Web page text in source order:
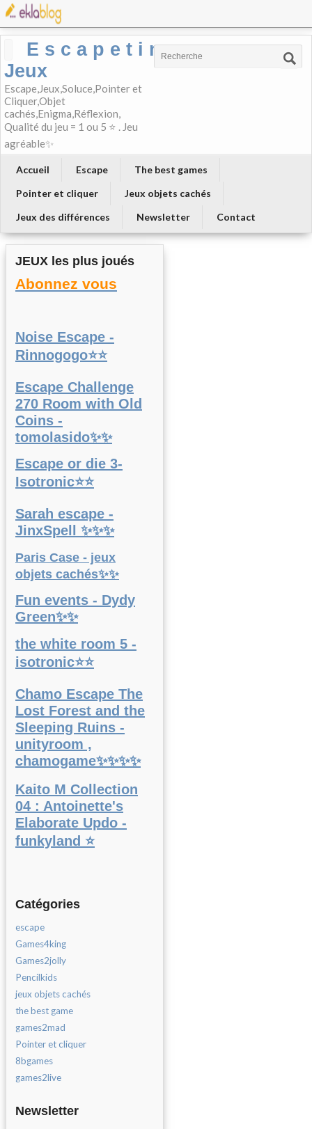
E s c a p e t i m e-
Jeux
Escape,Jeux,Soluce,Pointer et
Cliquer,Objet
cachés,Enigma,Réflexion,
Qualité du jeu = 1 ou 5 ⭐ . Jeu
agréable✨
Accueil Escape
The best games
Pointer et cliquer
Jeux objets cachés
Jeux des différences
Newsletter Contact
JEUX les plus joués
Abonnez vous
Noise Escape -
Rinnogogo⭐⭐
Escape Challenge
270 Room with Old
Coins -
tomolasido✨✨
Escape or die 3-
Isotronic⭐⭐
Sarah escape -
JinxSpell ✨✨✨
Paris Case - jeux
objets cachés✨✨
Fun events - Dydy
Green✨✨
the white room 5 -
isotronic⭐⭐
Chamo Escape The
Lost Forest and the
Sleeping Ruins -
unityroom ,
chamogame✨✨✨✨
Kaito M Collection
04 : Antoinette's
Elaborate Updo -
funkyland ⭐
Catégories
escape
Games4king
Games2jolly
Pencilkids
jeux objets cachés
the best game
games2mad
Pointer et cliquer
8bgames
games2live
Newsletter